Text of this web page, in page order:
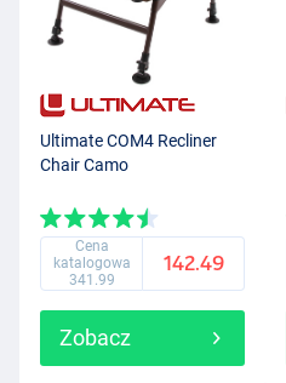
Ultimate COM4 Recliner
Chair Camo
Cena
katalogowa
341.99
142.49
Zobacz